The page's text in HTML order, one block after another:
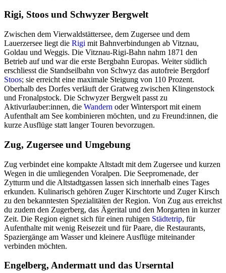
Rigi, Stoos und Schwyzer Bergwelt
Zwischen dem Vierwaldstättersee, dem Zugersee und dem
Lauerzersee liegt die Rigi mit Bahnverbindungen ab Vitznau,
Goldau und Weggis. Die Vitznau-Rigi-Bahn nahm 1871 den
Betrieb auf und war die erste Bergbahn Europas. Weiter südlich
erschliesst die Standseilbahn von Schwyz das autofreie Bergdorf
Stoos; sie erreicht eine maximale Steigung von 110 Prozent.
Oberhalb des Dorfes verläuft der Gratweg zwischen Klingenstock
und Fronalpstock. Die Schwyzer Bergwelt passt zu
Aktivurlauber:innen, die Wandern oder Wintersport mit einem
Aufenthalt am See kombinieren möchten, und zu Freund:innen, die
kurze Ausflüge statt langer Touren bevorzugen.
Zug, Zugersee und Umgebung
Zug verbindet eine kompakte Altstadt mit dem Zugersee und kurzen
Wegen in die umliegenden Voralpen. Die Seepromenade, der
Zytturm und die Altstadtgassen lassen sich innerhalb eines Tages
erkunden. Kulinarisch gehören Zuger Kirschtorte und Zuger Kirsch
zu den bekanntesten Spezialitäten der Region. Von Zug aus erreichst
du zudem den Zugerberg, das Ägerital und den Morgarten in kurzer
Zeit. Die Region eignet sich für einen ruhigen Städtetrip, für
Aufenthalte mit wenig Reisezeit und für Paare, die Restaurants,
Spaziergänge am Wasser und kleinere Ausflüge miteinander
verbinden möchten.
Engelberg, Andermatt und das Urserntal